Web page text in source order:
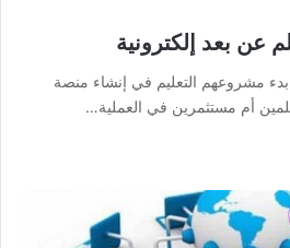
عن بعد إلكترونية
مشروعهم التعليم في إنشاء منصة
أم مستثمرين في العملية…